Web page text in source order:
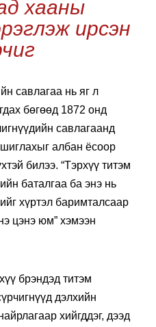
хааны
ирсэн
савлагаа нь яг л
бөгөөд 1872 онд
савлагаанд
албан ёсоор
билээ. “Тэрхүү титэм
баталгаа ба энэ нь
хүртэл баримталсаар
цэнэ юм” хэмээн
брэндэд титэм
дэлхийн
хийгддэг, дээд